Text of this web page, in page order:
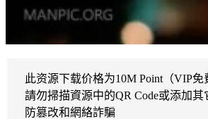
此资源下载价格为10M Point（VIP免
請勿掃描資源中的QR Code或添加
防篡改和網絡詐騙